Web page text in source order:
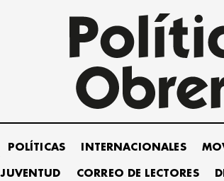
POLÍTICAS INTERNACIONALES
JUVENTUD CORREO DE LECTORES